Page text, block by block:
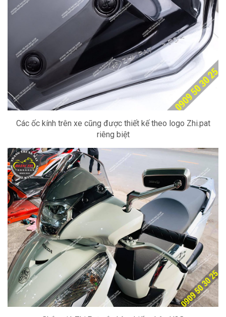
Các ốc kính trên xe cũng được thiết kế theo logo Zhi.pat
riêng biệt